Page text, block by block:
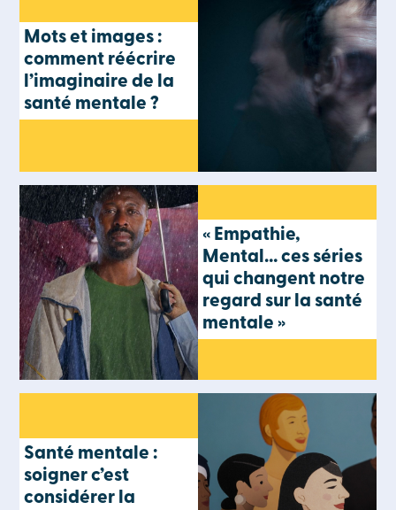
Mots et images :
comment réécrire
l’imaginaire de la
santé mentale ?
« Empathie,
Mental… ces séries
qui changent notre
regard sur la santé
mentale »
Santé mentale :
soigner c’est
considérer la